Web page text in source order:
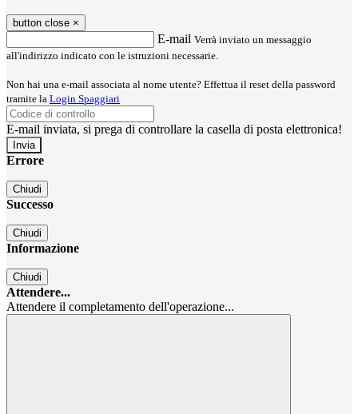
button close ×
E-mail Verrà inviato un messaggio
all'indirizzo indicato con le istruzioni necessarie.
Non hai una e-mail associata al nome utente? Effettua il reset della password
tramite la Login Spaggiari
E-mail inviata, si prega di controllare la casella di posta elettronica!
Errore
Chiudi
Successo
Chiudi
Informazione
Chiudi
Attendere...
Attendere il completamento dell'operazione...